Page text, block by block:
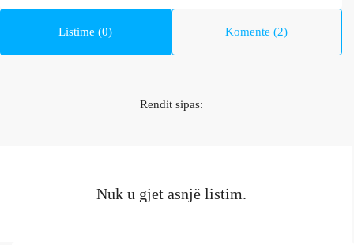
Listime (0) Komente (2)
Rendit sipas:
Nuk u gjet asnjë listim.